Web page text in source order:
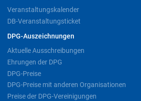
Veranstaltungskalender
DB-Veranstaltungsticket
DPG-Auszeichnungen
Aktuelle Ausschreibungen
Ehrungen der DPG
DPG-Preise
DPG-Preise mit anderen Organisationen
Preise der DPG-Vereinigungen